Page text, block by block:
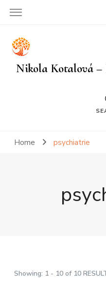
Nikola Kotalová –
Home psychiatrie
Showing: 1 - 10 of 10